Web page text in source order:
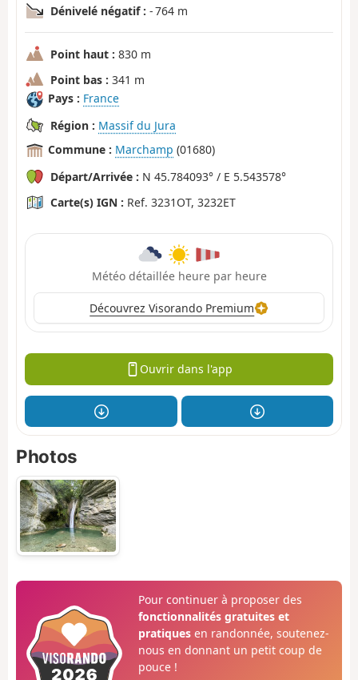
Dénivelé négatif : - 764 m
Point haut : 830 m
Point bas : 341 m
Pays : France
Région : Massif du Jura
Commune : Marchamp (01680)
Départ/Arrivée : N 45.784093° / E 5.543578°
Carte(s) IGN : Ref. 3231OT, 3232ET
Météo détaillée heure par heure
Découvrez Visorando Premium
Ouvrir dans l'app
Photos
Pour continuer à proposer des
fonctionnalités gratuites et
pratiquesen randonnée, soutenez-
nous en donnant un petit coup de
pouce !